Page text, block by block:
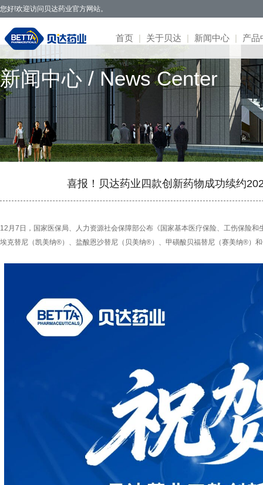
您好!欢迎访问贝达药业官方网站。
首页 | 关于贝达 | 新闻中心 | 产品
贝达药业秉承开拓创新、造福于民的发
展理念，致力于通过新药研发，努力实现创
新为民、科技惠民，做更多吃得起的好药，
· 公司简介
· 管理团队
· 历程荣誉
· 公司文化
· 公司新闻
· 两会专题
· 凯美纳
· 贝安汀
· 赛美纳
· 伏美纳
· 康美纳
· 奥福民
· 贝泽汀
· 研发体系
· 患者招募
· 战略合作
· 园区概况
· 明星项目
· 项目简介
· 公司公告
· 互动交流
· 社会招聘
· 联系方式
· 不良反应
新闻中心 / News Center
喜报！贝达药业四款创新药物成功续约
12月7日，国家医保局、人力资源社会保障部公布《国家基本医疗保险、工伤保险
埃克替尼（凯美纳®）、盐酸恩沙替尼（贝美纳®）、甲磺酸贝福替尼（赛美纳®）